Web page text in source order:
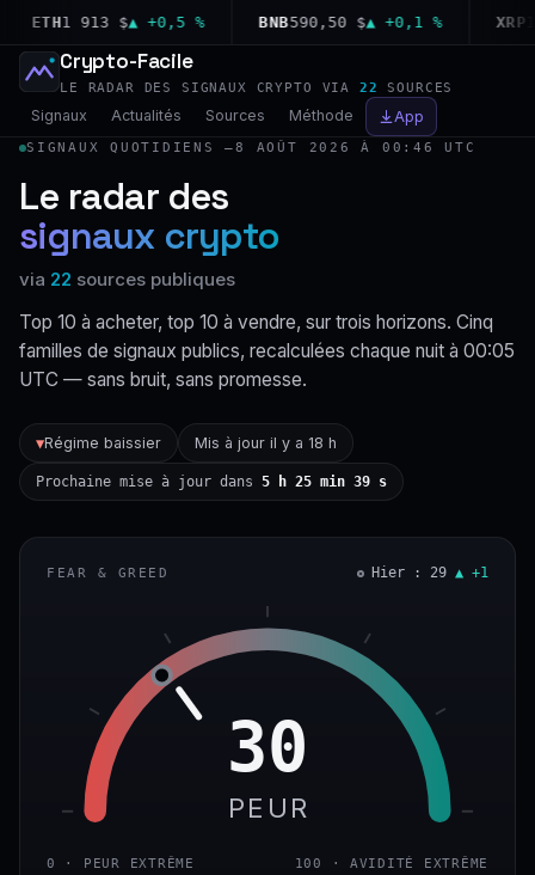
ETH1 913 $▲ +0,5 % BNB590,50 $▲ +0,1 % XRP
Crypto-Facile
LE RADAR DES SIGNAUX CRYPTO VIA 22 SOURCES
Signaux Actualités Sources Méthode App
SIGNAUX QUOTIDIENS —8 AOÛT 2026 À 00:46 UTC
Le radar des
signaux crypto
via 22 sources publiques
Top 10 à acheter, top 10 à vendre, sur trois horizons. Cinq
familles de signaux publics, recalculées chaque nuit à 00:05
UTC — sans bruit, sans promesse.
▼Régime baissier Mis à jour il y a 18 h
Prochaine mise à jour dans 5 h 25 min 38 s
FEAR & GREED Hier : 29 ▲ +1
30
PEUR
0 · PEUR EXTRÊME 100 · AVIDITÉ EXTRÊME